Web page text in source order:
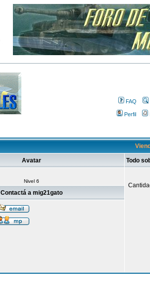
FAQ
Perfil
Avatar Todo
Nivel 6
Contactá a mig21gato